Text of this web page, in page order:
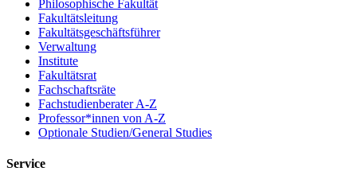
Philosophische Fakultät
Fakultätsleitung
Fakultätsgeschäftsführer
Verwaltung
Institute
Fakultätsrat
Fachschaftsräte
Fachstudienberater A-Z
Professor*innen von A-Z
Optionale Studien/General Studies
Service